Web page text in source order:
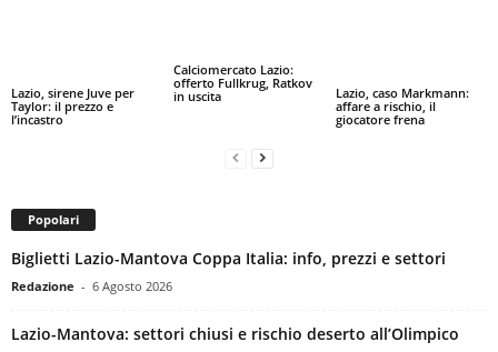
Lazio, sirene Juve per
Taylor: il prezzo e
l’incastro
Calciomercato Lazio:
offerto Fullkrug, Ratkov
in uscita
Lazio, caso Markmann:
affare a rischio, il
giocatore frena
Popolari
Biglietti Lazio-Mantova Coppa Italia: info, prezzi e settori
Redazione - 6 Agosto 2026
Lazio-Mantova: settori chiusi e rischio deserto all’Olimpico